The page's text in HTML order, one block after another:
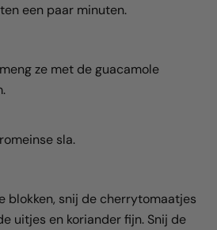
een paar minuten.
ze met de guacamole
sla.
blokken, snij de cherrytomaatjes
uitjes en koriander fijn. Snij de